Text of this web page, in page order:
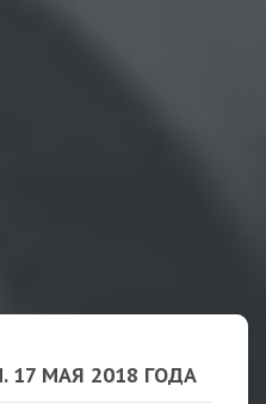
17 МАЯ 2018 ГОДА